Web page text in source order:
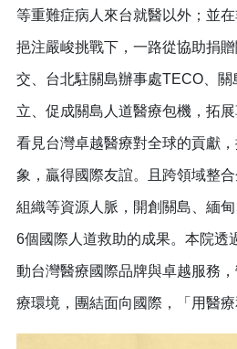
等重難症病人來台就醫以外；並
挹注嚴峻挑戰下，一路從協助捐
交、台北駐關島辦事處TECO、關
立、促成關島人道醫療包機，拓
看見台灣卓越醫療對全球的貢獻
象，贏得國際友誼。且跨領域整
組織等資源人脈，開創關島、緬
6個國際人道救助的成果。本院透
動台灣醫療國際品牌與卓越服務
療環境，團結面向國際，「用醫療